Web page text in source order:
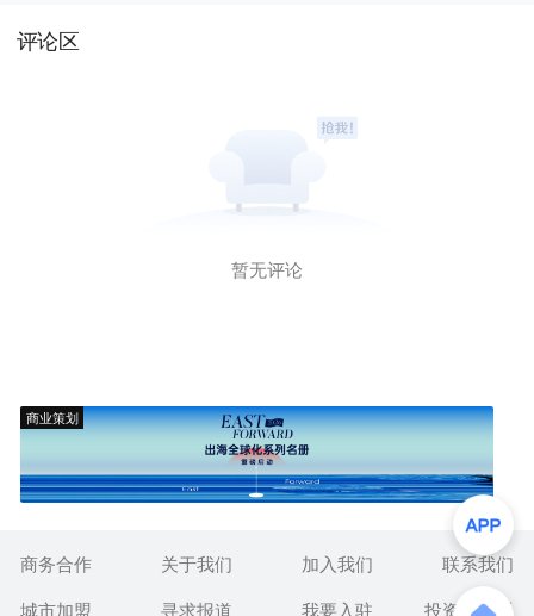
评论区
暂无评论
商业策划
商务合作 关于我们 加入我们
联系我们
城市加盟
寻求报道 我要入驻 投资者关系